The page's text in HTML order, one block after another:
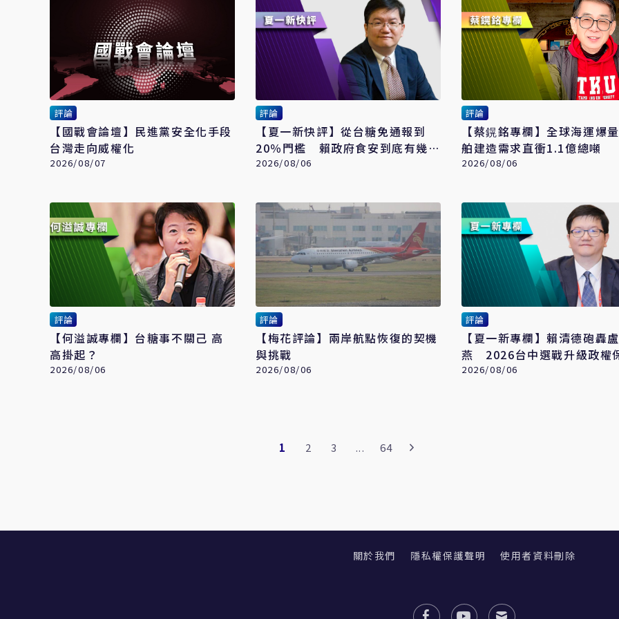
評論
【國戰會論壇】民進黨安全化手段
台灣走向威權化
2026/08/07
評論
【夏一新快評】從台糖免通報到
20％門檻 賴政府食安到底有幾套
標準？
2026/08/06
評論
【蔡鎤銘專欄】全球海運爆
舶建造需求直衝1.1億總噸
2026/08/06
評論
【何溢誠專欄】台糖事不關己 高
高掛起？
2026/08/06
評論
【梅花評論】兩岸航點恢復的契機
與挑戰
2026/08/06
評論
【夏一新專欄】賴清德砲轟
燕 2026台中選戰升級政權
戰
2026/08/06
1 2 3 ... 64
關於我們 隱私權保護聲明 使用者資料刪除